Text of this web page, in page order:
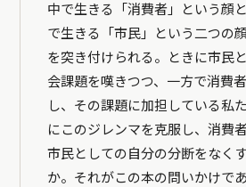
中で生きる「消費者」という顔
で生きる「市民」という二つの
を突き付けられる。ときに市民
会課題を嘆きつつ、一方で消費
し、その課題に加担している私
にこのジレンマを克服し、消費
市民としての自分の分断をなく
か。それがこの本の問いかけで